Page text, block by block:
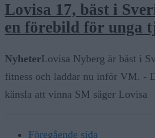
Lovisa 17, bäst i
en förebild för unga
NyheterLovisa Nyberg är bäst i
fitness och laddar nu inför VM. -
känsla att vinna SM säger Lovisa
Föregående sida